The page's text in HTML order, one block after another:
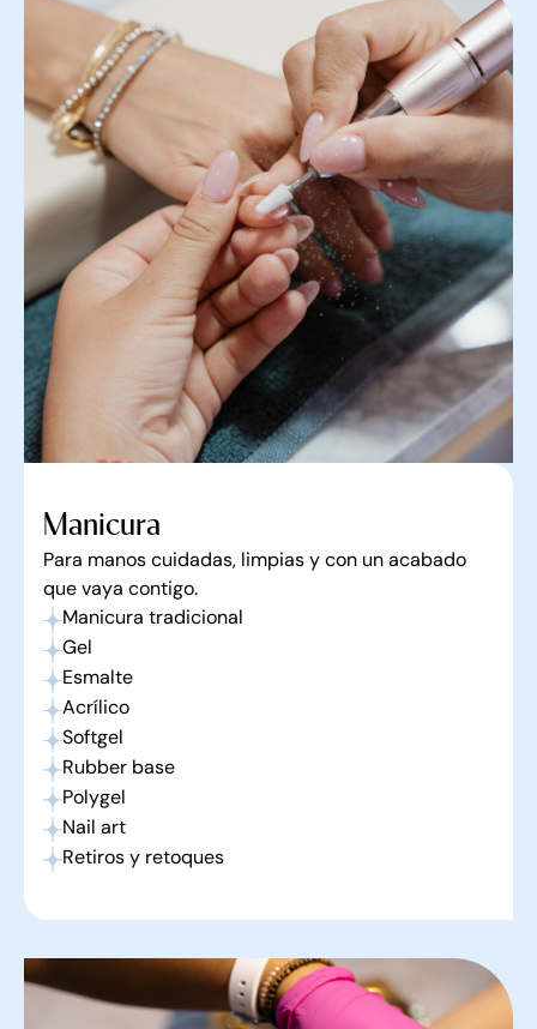
Manicura
Para manos cuidadas, limpias y con un acabado
que vaya contigo.
Manicura tradicional
Gel
Esmalte
Acrílico
Softgel
Rubber base
Polygel
Nail art
Retiros y retoques